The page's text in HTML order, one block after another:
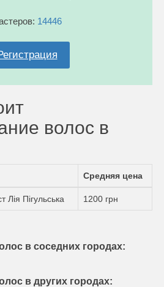
14446
волос в
Средняя цена
Лія Пігульська 1200 грн
в соседних городах:
в других городах: